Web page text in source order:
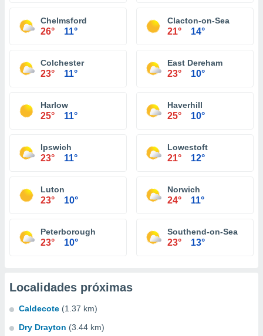
Chelmsford
26° 11°
Clacton-on-Sea
21° 14°
Colchester
23° 11°
East Dereham
23° 10°
Harlow
25° 11°
Haverhill
25° 10°
Ipswich
23° 11°
Lowestoft
21° 12°
Luton
23° 10°
Norwich
24° 11°
Peterborough
23° 10°
Southend-on-Sea
23° 13°
Localidades próximas
Caldecote (1.37 km)
Dry Drayton (3.44 km)